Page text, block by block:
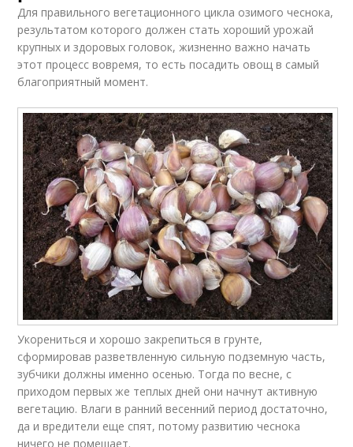
Для правильного вегетационного цикла озимого чеснока,
результатом которого должен стать хороший урожай
крупных и здоровых головок, жизненно важно начать
этот процесс вовремя, то есть посадить овощ в самый
благоприятный момент.
Укорениться и хорошо закрепиться в грунте,
сформировав разветвленную сильную подземную часть,
зубчики должны именно осенью. Тогда по весне, с
приходом первых же теплых дней они начнут активную
вегетацию. Влаги в ранний весенний период достаточно,
да и вредители еще спят, потому развитию чеснока
ничего не помешает.